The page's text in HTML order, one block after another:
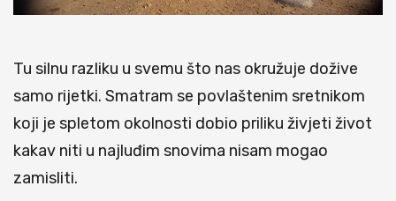
Tu silnu razliku u svemu što nas okružuje dožive
samo rijetki. Smatram se povlaštenim sretnikom
koji je spletom okolnosti dobio priliku živjeti život
kakav niti u najluđim snovima nisam mogao
zamisliti.